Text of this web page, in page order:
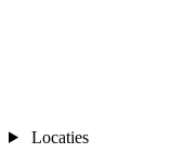
Locaties